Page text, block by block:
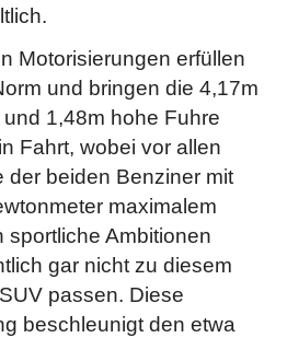
Motorisierungen erfüllen
und bringen die 4,17m
1,48m hohe Fuhre
Fahrt, wobei vor allen
der beiden Benziner mit
maximalem
sportliche Ambitionen
gar nicht zu diesem
passen. Diese
beschleunigt den etwa